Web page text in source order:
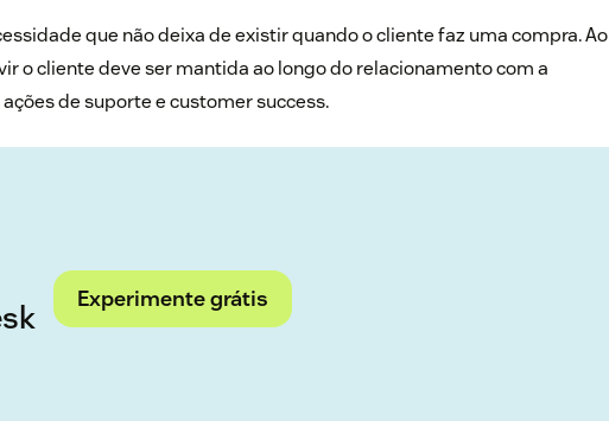
que não deixa de existir quando o cliente faz uma compra. Ao
o cliente deve ser mantida ao longo do relacionamento com a
ações de suporte ecustomer success.
Experimente grátis